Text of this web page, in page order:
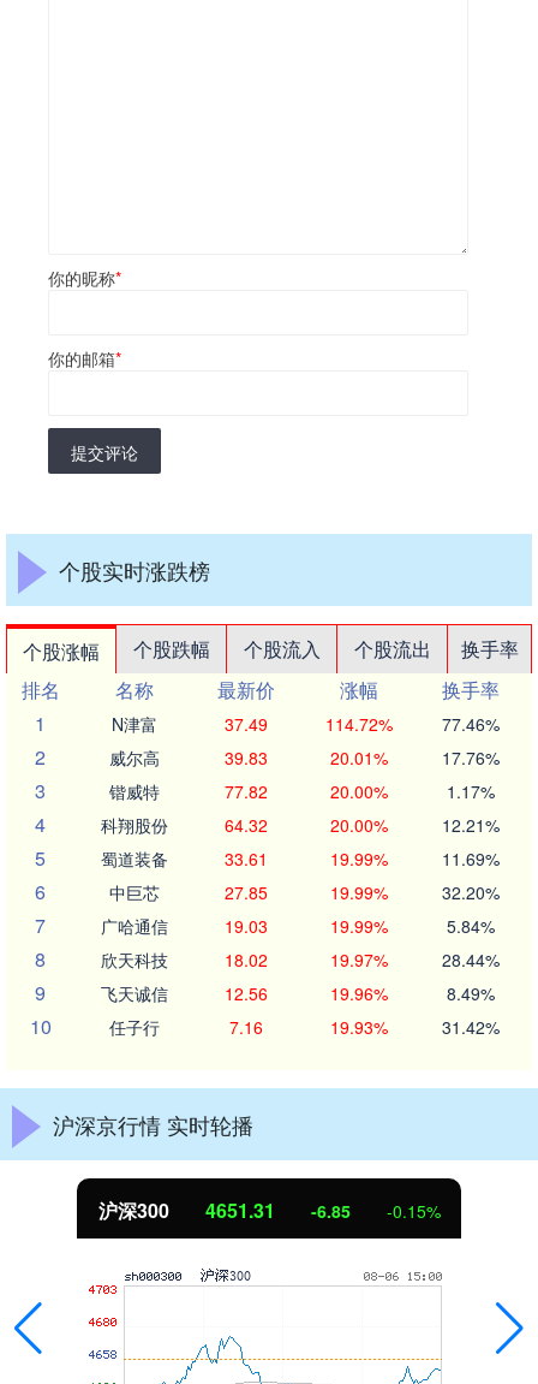
你的昵称*
你的邮箱*
提交评论
个股实时涨跌榜
个股涨幅 个股跌幅 个股流入 个股流出
换手率
排名
名称 最新价 涨幅
换手率
1
N津富 37.49 114.72% 77.46%
2 威尔高 39.83 20.01% 17.76%
3 锴威特 77.82 20.00% 1.17%
4 科翔股份 64.32 20.00% 12.21%
5 蜀道装备 33.61 19.99% 11.69%
6 中巨芯 27.85 19.99% 32.20%
7 广哈通信 19.03 19.99% 5.84%
8 欣天科技 18.02 19.97% 28.44%
9 飞天诚信 12.56 19.96% 8.49%
10 任子行 7.16 19.93% 31.42%
沪深京行情 实时轮播
沪深300 4651.31 -6.85 -0.15%